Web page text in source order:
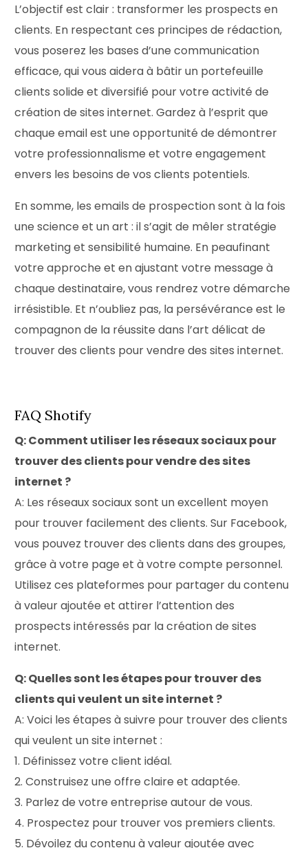
L’objectif est clair : transformer les prospects en
clients. En respectant ces principes de rédaction,
vous poserez les bases d’une communication
efficace, qui vous aidera à bâtir un portefeuille
clients solide et diversifié pour votre activité de
création de sites internet. Gardez à l’esprit que
chaque email est une opportunité de démontrer
votre professionnalisme et votre engagement
envers les besoins de vos clients potentiels.
En somme, les emails de prospection sont à la fois
une science et un art : il s’agit de mêler stratégie
marketing et sensibilité humaine. En peaufinant
votre approche et en ajustant votre message à
chaque destinataire, vous rendrez votre démarche
irrésistible. Et n’oubliez pas, la persévérance est le
compagnon de la réussite dans l’art délicat de
trouver des clients pour vendre des sites internet.
FAQ Shotify
Q: Comment utiliser les réseaux sociaux pour
trouver des clients pour vendre des sites
internet ?
A: Les réseaux sociaux sont un excellent moyen
pour trouver facilement des clients. Sur Facebook,
vous pouvez trouver des clients dans des groupes,
grâce à votre page et à votre compte personnel.
Utilisez ces plateformes pour partager du contenu
à valeur ajoutée et attirer l’attention des
prospects intéressés par la création de sites
internet.
Q: Quelles sont les étapes pour trouver des
clients qui veulent un site internet ?
A: Voici les étapes à suivre pour trouver des clients
qui veulent un site internet :
1. Définissez votre client idéal.
2. Construisez une offre claire et adaptée.
3. Parlez de votre entreprise autour de vous.
4. Prospectez pour trouver vos premiers clients.
5. Dévoilez du contenu à valeur ajoutée avec
Let's talk